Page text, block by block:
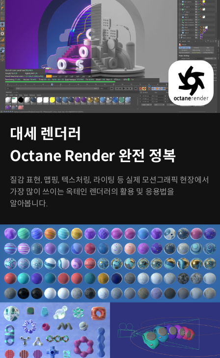
대세 렌더러
Octane Render 완전 정복
질감 표현, 맵핑, 텍스처링, 라이팅 등 실제 모션그래픽 현장에서
가장 많이 쓰이는 옥테인 렌더러의 활용 및 응용법을
알아봅니다.